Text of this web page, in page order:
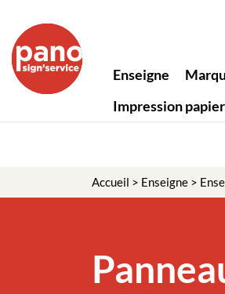
Enseigne
Impression papier
Accueil > Enseigne >